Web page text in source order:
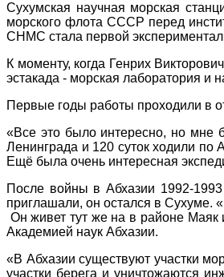
Сухумская научная морская
морского флота СССР перед
СНМС стала первой
К моменту, когда Генрих
эстакада - морская лаборатория и
Первые годы работы проходили в
«Все это было интересно, но мне
Ленинграда и 120 суток ходили по
Ещё была очень интересная
После войны в Абхазии 1992-
приглашали, он остался в Сухуме.
Он живет тут же на в районе Маяк
Академией наук Абхазии.
«В Абхазии существуют участки
участки берега и уничтожаются